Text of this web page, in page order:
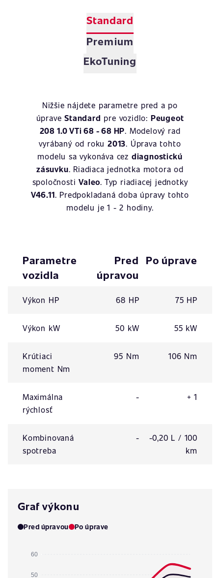
Standard
Premium
EkoTuning
Nižšie nájdete parametre pred a po
úpraveStandard pre vozidlo: Peugeot
208 1.0 VTi 68 - 68 HP. Modelový rad
vyrábaný od roku2013. Úprava tohto
modelu sa vykonáva cez diagnostickú
zásuvku. Riadiaca jednotka motora od
spoločnostiValeo. Typ riadiacej jednotky
V46.11. Predpokladaná doba úpravy tohto
modelu je 1 - 2 hodiny.
Parametre
vozidla
Pred
úpravou
Po úprave
Výkon HP 68 HP 75 HP
Výkon kW 50 kW 55 kW
Krútiaci
moment Nm
95 Nm 106 Nm
Maximálna
rýchlosť
- + 1
Kombinovaná
spotreba
-
-0,20 L / 100
km
Graf výkonu
Pred úpravou Po úprave
60
50